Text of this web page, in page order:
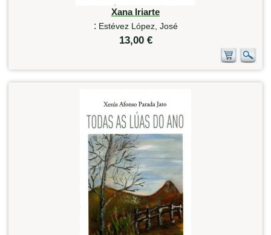
Xana Iriarte
: Estévez López, José
13,00 €